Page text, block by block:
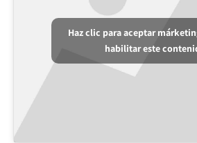
Haz clic para aceptar
habilitar este